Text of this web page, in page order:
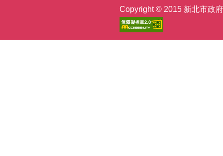
Copyright © 2015 新北市政